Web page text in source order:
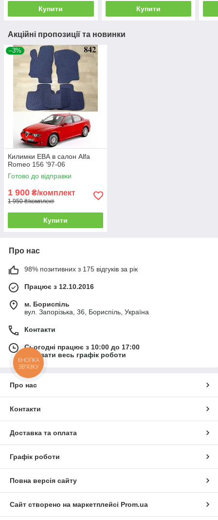
Купити Купити
Акційні пропозиції та новинки
–3%
Килимки ЕВА в салон Alfa
Romeo 156 '97-06
Готово до відправки
1 900 ₴/комплект
1 950 ₴/комплект
Купити
Про нас
98% позитивних з 175 відгуків за рік
Працює з 12.10.2016
м. Бориспіль
вул. Запорізька, 36, Бориспіль, Україна
Контакти
Сьогодні працює з 10:00 до 17:00
Показати весь графік роботи
Про нас
Контакти
Доставка та оплата
Графік роботи
Повна версія сайту
Сайт створено на маркетплейсі Prom.ua
КНОПКА
ЗВ'ЯЗКУ